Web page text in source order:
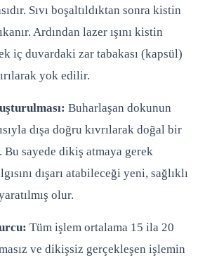
Sıvı boşaltıldıktan sonra kistin
Ardından lazer ışını kistin
iç duvardaki zar tabakası (kapsül)
yok edilir.
Buharlaşan dokunun
dışa doğru kıvrılarak doğal bir
sayede dikiş atmaya gerek
dışarı atabileceği yeni, sağlıklı
olur.
Tüm işlem ortalama 15 ila 20
ve dikişsiz gerçekleşen işlemin